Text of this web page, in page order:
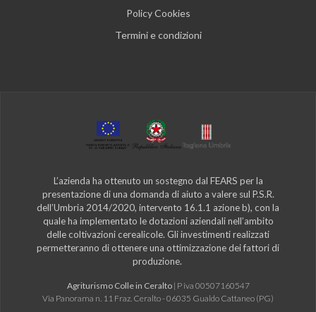
Policy Cookies
Termini e condizioni
L’azienda ha ottenuto un sostegno dal FEARS per la
presentazione di una domanda di aiuto a valere sul P.S.R.
dell’Umbria 2014/2020, intervento 16.1.1 azione b), con la
quale ha implementato le dotazioni aziendali nell’ambito
delle coltivazioni cerealicole. Gli investimenti realizzati
permetteranno di ottenere una ottimizzazione dei fattori di
produzione.
Agriturismo Colle in Ceralto| P iva 00507160547
Via Panorama n. 11 Fraz. Ceralto - 06035 Gualdo Cattaneo (PG)